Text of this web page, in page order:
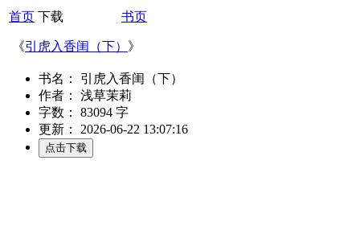
首页 下载 书页
《引虎入香闺（下） 》
书名： 引虎入香闺（下）
作者： 浅草茉莉
字数： 83094 字
更新： 2026-06-22 13:07:16